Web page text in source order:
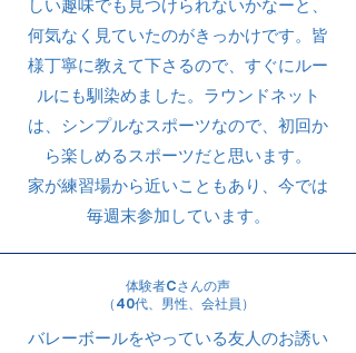
しい趣味でも見つけられないかなーと、
何気なく見ていたのがきっかけです。皆
様丁寧に教えて下さるので、すぐにルー
ルにも馴染めました。ラウンドネット
は、シンプルなスポーツなので、初回か
ら楽しめるスポーツだと思います。
​家が練習場から近いこともあり、今では
毎週末参加しています。
​体験者Cさんの声
（40代、男性、会社員）
​バレーボールをやっている友人のお誘い